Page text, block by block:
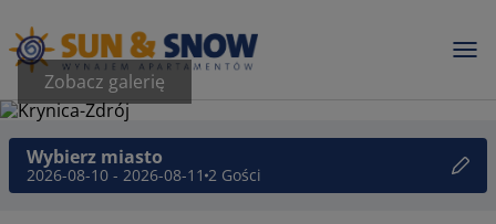
Zobacz galerię
Wybierz miasto
2026-08-10 - 2026-08-11 2 Gości